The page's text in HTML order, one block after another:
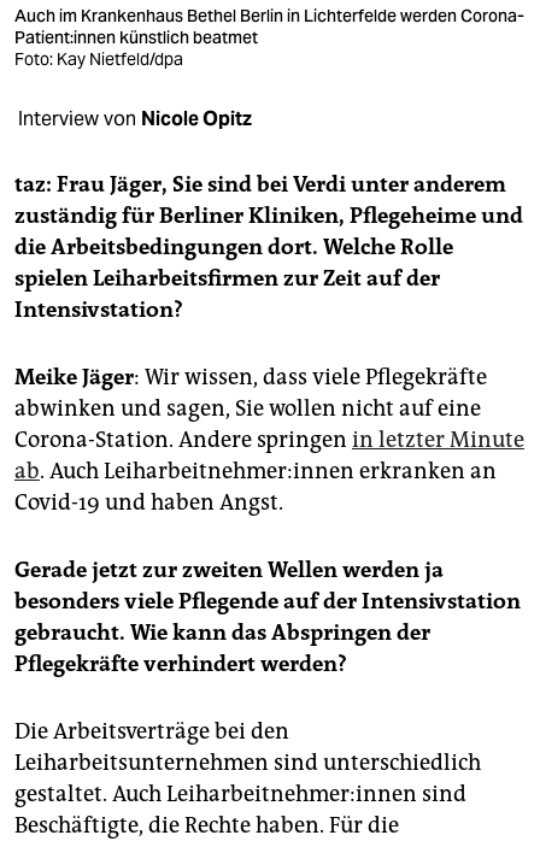
veranstaltungen
shop
fragen & hilfe
genossenschaft
epaper login
Auch im Krankenhaus Bethel Berlin in Lichterfelde werden Corona-
Patient:innen künstlich beatmet
Foto: Kay Nietfeld/dpa
Interview von Nicole Opitz
taz: Frau Jäger, Sie sind bei Verdi unter anderem
zuständig für Berliner Kliniken, Pflegeheime und
die Arbeitsbedingungen dort. Welche Rolle
spielen Leiharbeitsfirmen zurZeit auf der
Intensivstation?
Meike Jäger: Wir wissen, dass viele Pflegekräfte
abwinken und sagen, Sie wollen nicht auf eine
Corona-Station. Andere springen in letzter Minute
ab. Auch Leiharbeitnehmer:innen erkranken an
Covid-19 und haben Angst.
Gerade jetzt zur zweiten Wellen werden ja
besonders viele Pflegende auf der Intensivstation
gebraucht. Wie kann dasAbspringen der
Pflegekräfteverhindert werden?
Die Arbeitsverträge bei den
Leiharbeitsunternehmen sind unterschiedlich
gestaltet. Auch Leiharbeitnehmer:innen sind
Beschäftigte, die Rechte haben. Für die